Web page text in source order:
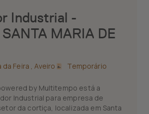
Industrial -
MARIA DE
da Feira ,Aveiro Temporário
by Multitempo está a
Industrial para empresa de
da cortiça, localizada em Santa